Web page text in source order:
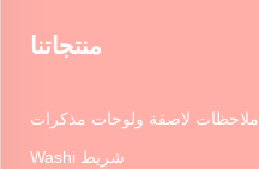
منتجاتنا
ملاحظات لاصقة ولوحات مذكرات
شريط Washi